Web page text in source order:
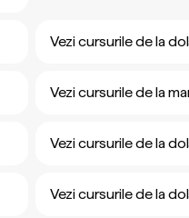
Vezi cursurile de la
Vezi cursurile de la
Vezi cursurile de la
Vezi cursurile de la